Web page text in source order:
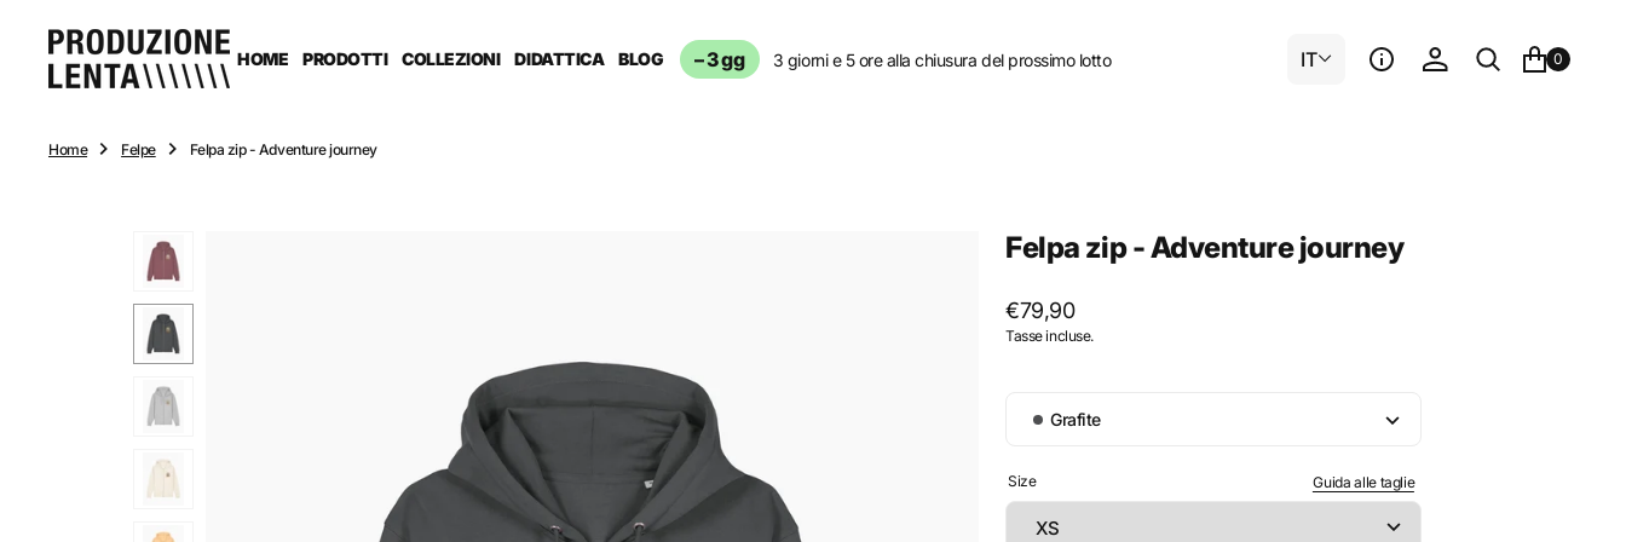
HOME PRODOTTI COLLEZIONI DIDATTICA BLOG – 3 gg 3 giorni e 5 ore alla chiusura del prossimo lotto IT 0
Home Felpe Felpa zip - Adventure journey
Felpa zip - Adventure journey
Prezzo
regolare
€79,90
Tasse incluse.
Grafite
Grafite
Size Guida alle taglie